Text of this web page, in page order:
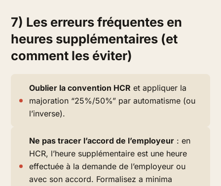
7) Les erreurs fréquentes en
heures supplémentaires (et
comment les éviter)
Oublier la convention HCR et appliquer la
majoration “25%/50%” par automatisme (ou
l’inverse).
Ne pas tracer l’accord de l’employeur : en
HCR, l’heure supplémentaire est une heure
effectuéeà la demande de l’employeur ou
avec son accord. Formalisez a minima